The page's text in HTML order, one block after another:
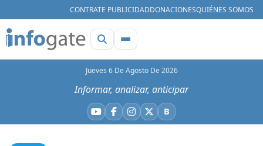
CONTRATE PUBLICIDADDONACIONESQUIÉNES SOMOS
Jueves 6 De Agosto De 2026
Informar, analizar, anticipar
YouTube
Facebook
Instagram
X BBluesky